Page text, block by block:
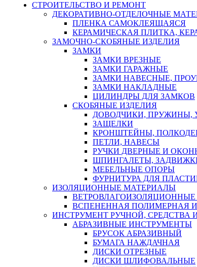
СТРОИТЕЛЬСТВО И РЕМОНТ
ДЕКОРАТИВНО-ОТДЕЛОЧНЫЕ
ПЛЕНКА САМОКЛЕЯЩАЯСЯ
КЕРАМИЧЕСКАЯ ПЛИТКА,
ЗАМОЧНО-СКОБЯНЫЕ ИЗДЕЛИЯ
ЗАМКИ
ЗАМКИ ВРЕЗНЫЕ
ЗАМКИ ГАРАЖНЫЕ
ЗАМКИ НАВЕСНЫЕ,
ЗАМКИ НАКЛАДНЫЕ
ЦИЛИНДРЫ ДЛЯ ЗАМКОВ
СКОБЯНЫЕ ИЗДЕЛИЯ
ДОВОДЧИКИ, ПРУЖИНЫ,
ЗАЩЕЛКИ
КРОНШТЕЙНЫ,
ПЕТЛИ, НАВЕСЫ
РУЧКИ ДВЕРНЫЕ И
ШПИНГАЛЕТЫ,
МЕБЕЛЬНЫЕ ОПОРЫ
ФУРНИТУРА ДЛЯ
ИЗОЛЯЦИОННЫЕ МАТЕРИАЛЫ
ВСПЕНЕННАЯ ПОЛИМЕРНАЯ
ИНСТРУМЕНТ РУЧНОЙ,
АБРАЗИВНЫЕ ИНСТРУМЕНТЫ
БРУСОК АБРАЗИВНЫЙ
БУМАГА НАЖДАЧНАЯ
ДИСКИ ОТРЕЗНЫЕ
ДИСКИ ШЛИФОВАЛЬНЫЕ